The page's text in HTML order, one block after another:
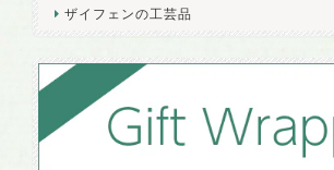
ザイフェンの工芸品